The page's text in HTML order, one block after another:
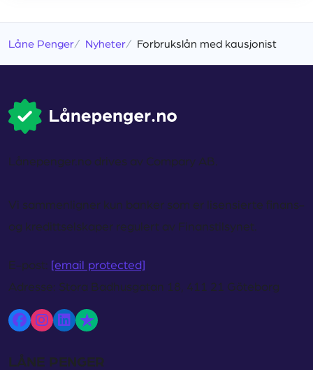
Låne Penger Nyheter Forbrukslån med kausjonist
Lånepenger.no drives av Compary AB.
Vi sammenligner kun banker som er lisensierte finans-
og kredittselskaper regulert av Finanstilsynet.
E-post: [email protected]
Adresse: Stora Badhusgatan 18, 411 21 Göteborg
LÅNE PENGER